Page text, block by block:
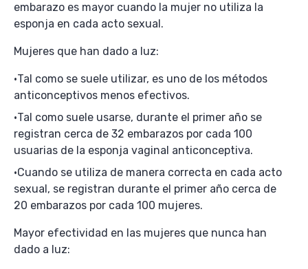
embarazo es mayor cuando la mujer no utiliza la
esponja en cada acto sexual.
Mujeres que han dado a luz:
Tal como se suele utilizar, es uno de los métodos
anticonceptivos menos efectivos.
Tal como suele usarse, durante el primer año se
registran cerca de 32 embarazos por cada 100
usuarias de la esponja vaginal anticonceptiva.
Cuando se utiliza de manera correcta en cada acto
sexual, se registran durante el primer año cerca de
20 embarazos por cada 100 mujeres.
Mayor efectividad en las mujeres que nunca han
dado a luz: